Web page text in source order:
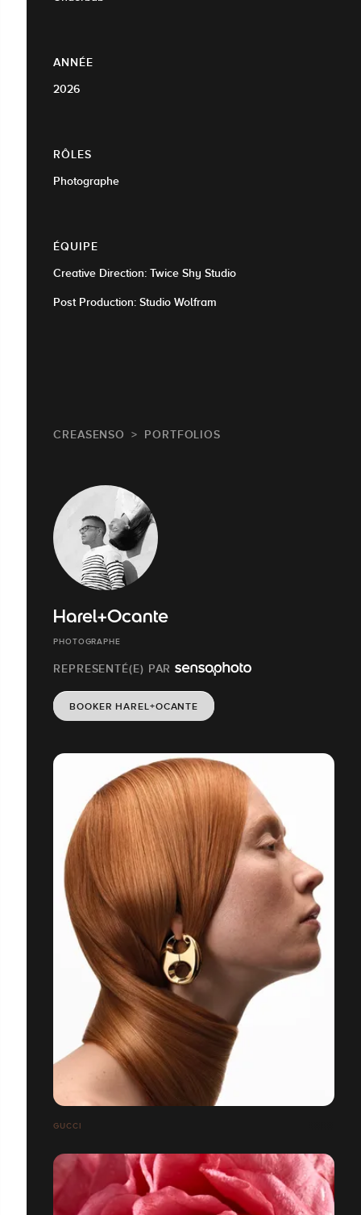
ANNÉE
2026
RÔLES
Photographe
ÉQUIPE
Creative Direction: Twice Shy Studio
Post Production: Studio Wolfram
CREASENSO PORTFOLIOS
Harel+Ocante
PHOTOGRAPHE
REPRESENTÉ(E) PAR
BOOKER HAREL+OCANTE
GUCCI